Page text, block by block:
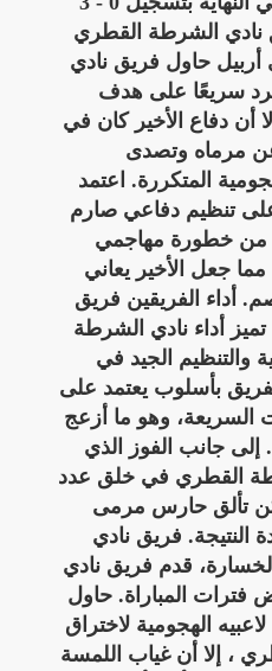
نادي الشرطة القطري
حاول فريق نادي
سريعًا على هدف
أن دفاع الأخير كان في
عن مرماه وتصدى
المتكررة. اعتمد
تنظيم دفاعي صارم
من خطورة مهاجمي
جعل الأخير يعاني
أداء الفريقين فريق
أداء نادي الشرطة
والتنظيم الجيد في
بأسلوب يعتمد على
السريعة، وهو ما أزعج
جانب الفوز الذي
القطري في خلق عدد
تألق حارس مرمى
النتيجة. فريق نادي
قدم فريق نادي
فترات المباراة. حاول
الهجومية لاختراق
، إلا أن غياب اللمسة